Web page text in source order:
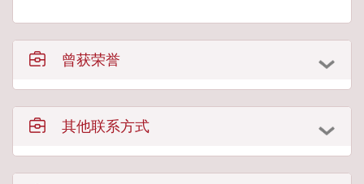
曾获荣誉
其他联系方式